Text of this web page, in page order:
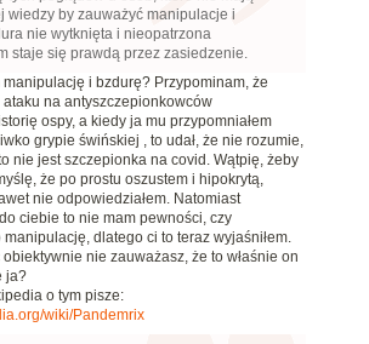
wiedzy by zauważyć manipulacje i
nie wytknięta i nieopatrzona
staje się prawdą przez zasiedzenie.
manipulację i bzdurę? Przypominam, że
ataku na antyszczepionkowców
ospy, a kiedy ja mu przypomniałem
grypie świńskiej , to udał, że nie rozumie,
nie jest szczepionka na covid. Wątpię, żeby
że po prostu oszustem i hipokrytą,
nie odpowiedziałem. Natomiast
ciebie to nie mam pewności, czy
manipulację, dlatego ci to teraz wyjaśniłem.
nie zauważasz, że to właśnie on
ja?
o tym pisze:
wiki/Pandemrix